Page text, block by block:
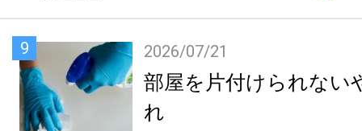
9 2026/07/21
部屋を片付けられない
れ